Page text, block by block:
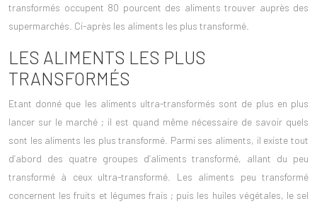
transformés occupent 80 pourcent des aliments trouver auprès des
supermarchés. Ci-après les aliments les plus transformé.
LES ALIMENTS LES PLUS
TRANSFORMÉS
Etant donné que les aliments ultra-transformés sont de plus en plus
lancer sur le marché ; il est quand même nécessaire de savoir quels
sont les aliments les plus transformé. Parmi ses aliments, il existe tout
d’abord des quatre groupes d’aliments transformé, allant du peu
transformé à ceux ultra-transformé. Les aliments peu transformé
concernent les fruits et légumes frais ; puis les huiles végétales, le sel